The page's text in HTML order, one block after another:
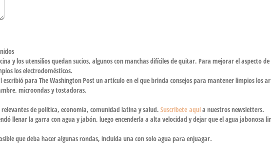
y los utensilios quedan sucios, algunos con manchas difíciles de quitar. Para mejorar el aspecto
los electrodomésticos.
para The Washington Post un artículo en el que brinda consejos para mantener limpios los
microondas y tostadoras.
de política, economía, comunidad latina y salud. Suscríbete aquía nuestros newsletters.
llenar la garra con agua y jabón, luego encenderla a alta velocidad y dejar que el agua jabonosa
que deba hacer algunas rondas, incluida una con solo agua para enjuagar.